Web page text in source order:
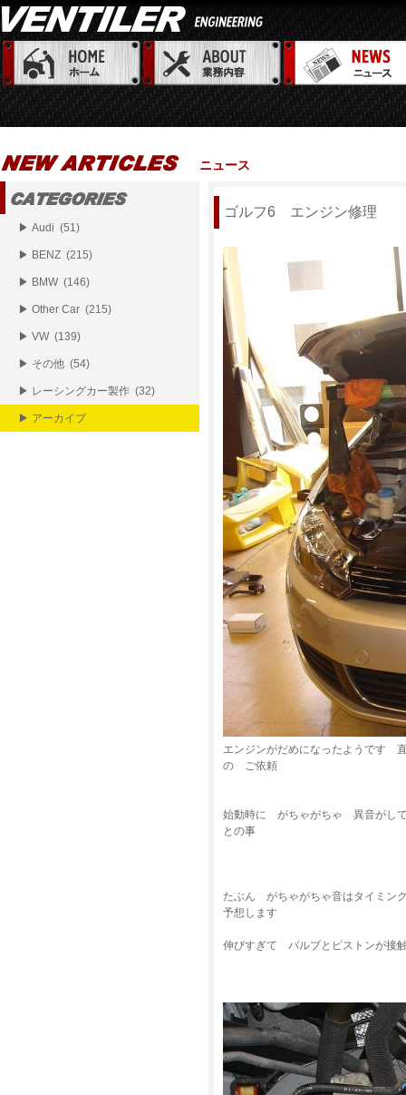
ニュース
ゴルフ6 エンジン修理
エンジンがだめになったようです
の ご依頼
始動時に がちゃがちゃ 異音がし
との事
たぶん がちゃがちゃ音はタイミン
予想します
伸びすぎて バルブとピストンが接
▶ Audi (51)
▶ BENZ (215)
▶ BMW (146)
▶ Other Car (215)
▶ VW (139)
▶ その他 (54)
▶ レーシングカー製作 (32)
▶ アーカイブ